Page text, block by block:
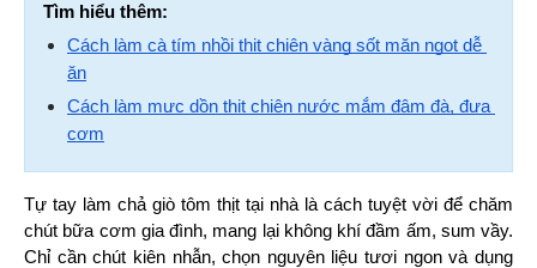
Tìm hiểu thêm:
Cách làm cà tím nhồi thịt chiên vàng sốt mặn ngọt dễ
ăn
Cách làm mực dồn thịt chiên nước mắm đậm đà, đưa
cơm
Tự tay làm chả giò tôm thịt tại nhà là cách tuyệt vời để chăm
chút bữa cơm gia đình, mang lại không khí đầm ấm, sum vầy.
Chỉ cần chút kiên nhẫn, chọn nguyên liệu tươi ngon và dụng